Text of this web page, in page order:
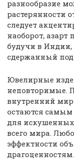
разнообразие
растерянности
следует
наоборот, азарт
будучи в Индии,
сдержанный
Ювелирные
неповторимые.
внутренний
остаются самым
для
всего мира.
эффектности
драгоценностям.